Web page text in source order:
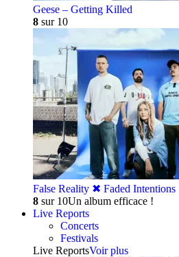
Geese – Getting Killed
8 sur 10
False Reality ✖︎ Faded Intentions
8 sur 10Un album efficace !
Live Reports
Concerts
Festivals
Live ReportsVoir plus